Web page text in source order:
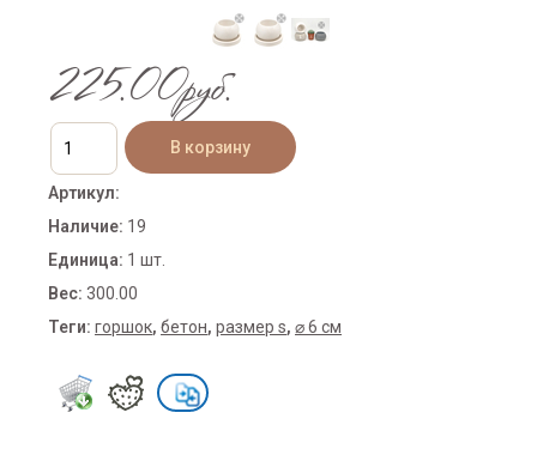
225.00руб.
Артикул:
Наличие: 19
Единица: 1 шт.
Вес: 300.00
Теги: горшок, бетон, размер s, ⌀ 6 см